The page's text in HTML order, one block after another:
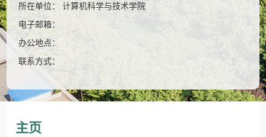
所在单位： 计算机科学与技术学院
电子邮箱：
办公地点：
联系方式：
主页